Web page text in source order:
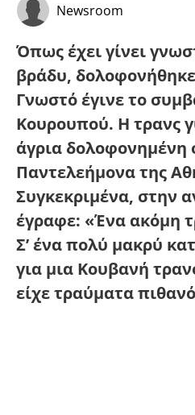
Newsroom
Όπως έχει γίνει
βράδυ,
Γνωστό έγινε το
Κουρουπού. Η τρανς
άγρια δολοφονημένη
Παντελεήμονα της
Συγκεκριμένα, στην
έγραφε: «Ένα ακόμη
Σ’ ένα πολύ μακρύ
για μια Κουβανή
είχε τραύματα